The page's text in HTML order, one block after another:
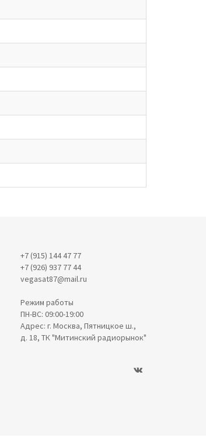
+7 (915) 144 47 77
+7 (926) 937 77 44
vegasat87@mail.ru
Режим работы
ПН-ВС: 09:00-19:00
Адрес: г. Москва, Пятницкое ш.,
д. 18, ТК "Митинский радиорынок"